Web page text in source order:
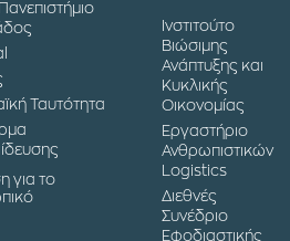
Ταυτότητα
για το
Ινστιτούτο
Βιώσιμης
Ανάπτυξης και
Κυκλικής
Οικονομίας
Εργαστήριο
Ανθρωπιστικών
Logistics
Διεθνές
Συνέδριο
Εφοδιαστικής